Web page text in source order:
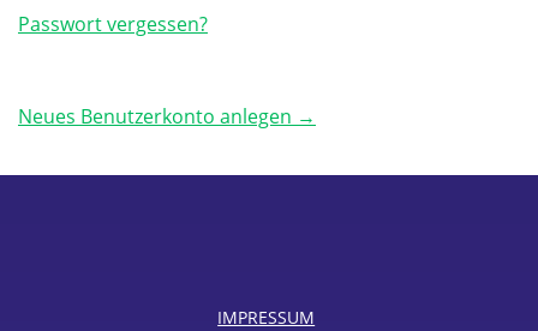
Passwort vergessen?
Neues Benutzerkonto anlegen →
IMPRESSUM